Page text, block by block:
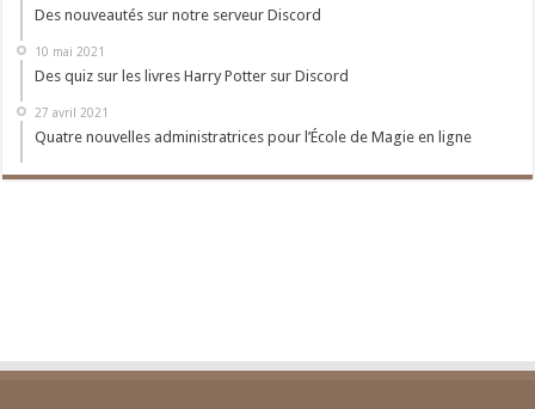
Des nouveautés sur notre serveur Discord
10 mai 2021
Des quiz sur les livres Harry Potter sur Discord
27 avril 2021
Quatre nouvelles administratrices pour l’École de Magie en ligne